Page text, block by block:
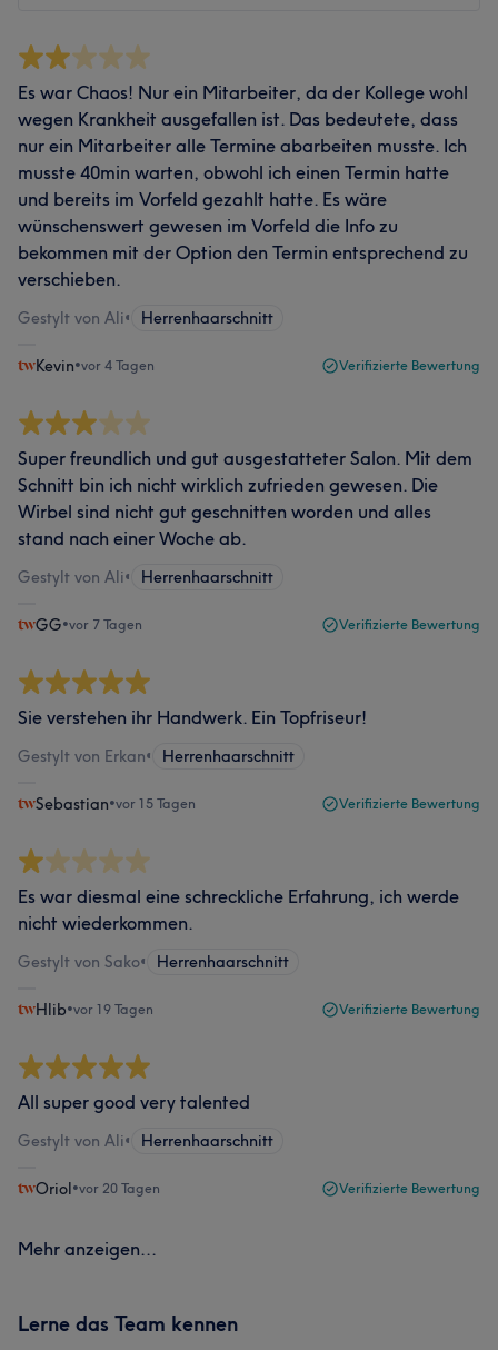
Es war Chaos! Nur ein Mitarbeiter, da der Kollege wohl
wegen Krankheit ausgefallen ist. Das bedeutete, dass
nur ein Mitarbeiter alle Termine abarbeiten musste. Ich
musste 40min warten, obwohl ich einen Termin hatte
und bereits im Vorfeld gezahlt hatte. Es wäre
wünschenswert gewesen im Vorfeld die Info zu
bekommen mit der Option den Termin entsprechend zu
verschieben.
Gestylt von Ali• Herrenhaarschnitt
Kevin•vor 4 Tagen Verifizierte Bewertung
Super freundlich und gut ausgestatteter Salon. Mit dem
Schnitt bin ich nicht wirklich zufrieden gewesen. Die
Wirbel sind nicht gut geschnitten worden und alles
stand nach einer Woche ab.
Gestylt von Ali• Herrenhaarschnitt
GG•vor 7 Tagen Verifizierte Bewertung
Sie verstehen ihr Handwerk. Ein Topfriseur!
Gestylt von Erkan• Herrenhaarschnitt
Sebastian•vor 15 Tagen Verifizierte Bewertung
Es war diesmal eine schreckliche Erfahrung, ich werde
nicht wiederkommen.
Gestylt von Sako• Herrenhaarschnitt
Hlib•vor 19 Tagen Verifizierte Bewertung
All super good very talented
Gestylt von Ali• Herrenhaarschnitt
Oriol•vor 20 Tagen Verifizierte Bewertung
Mehr anzeigen...
Lerne das Team kennen